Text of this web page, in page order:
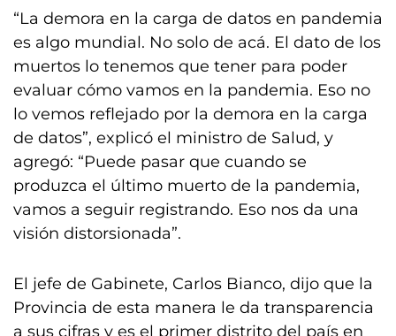
“La demora en la carga de datos en pandemia
es algo mundial. No solo de acá. El dato de los
muertos lo tenemos que tener para poder
evaluar cómo vamos en la pandemia. Eso no
lo vemos reflejado por la demora en la carga
de datos”, explicó el ministro de Salud, y
agregó: “Puede pasar que cuando se
produzca el último muerto de la pandemia,
vamos a seguir registrando. Eso nos da una
visión distorsionada”.
El jefe de Gabinete, Carlos Bianco, dijo que la
Provincia de esta manera le da transparencia
a sus cifras y es el primer distrito del país en